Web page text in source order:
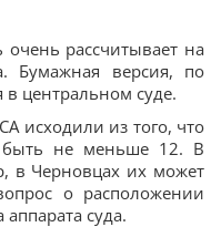
очень рассчитывает на
Бумажная версия, по
в центральном суде.
исходили из того, что
не меньше 12. В
в Черновцах их может
о расположении
аппарата суда.